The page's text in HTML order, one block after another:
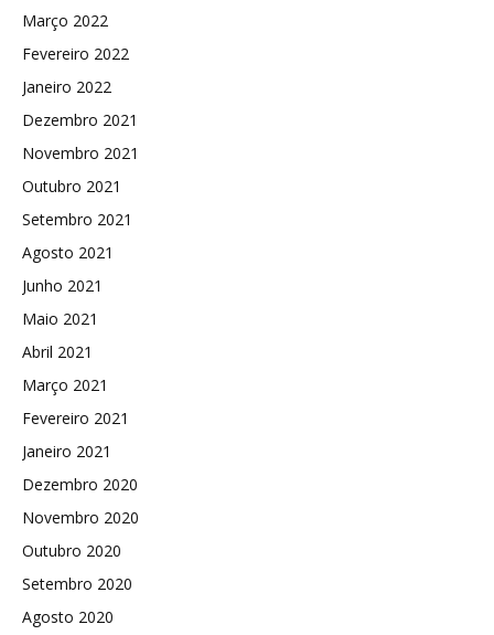
Março 2022
Fevereiro 2022
Janeiro 2022
Dezembro 2021
Novembro 2021
Outubro 2021
Setembro 2021
Agosto 2021
Junho 2021
Maio 2021
Abril 2021
Março 2021
Fevereiro 2021
Janeiro 2021
Dezembro 2020
Novembro 2020
Outubro 2020
Setembro 2020
Agosto 2020